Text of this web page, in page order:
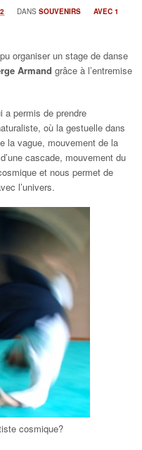
DANSSOUVENIRS
AVEC 1
organiser un stage de danse
Armand grâce à l’entremise
a permis de prendre
où la gestuelle dans
la vague, mouvement de la
cascade, mouvement du
et nous permet de
l’univers.
cosmique?